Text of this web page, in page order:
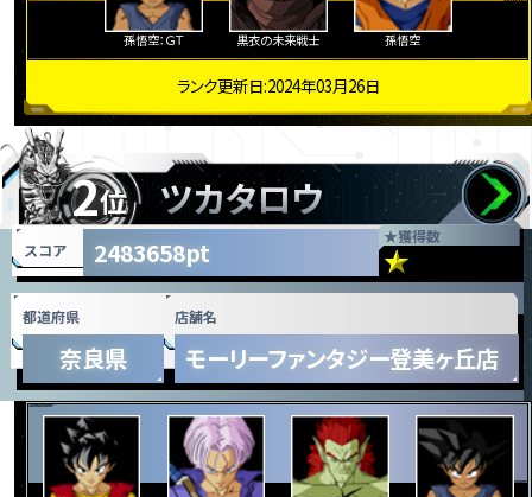
孫悟空：ＧＴ 黒衣の未来戦士 孫悟空
ランク更新日:2024年03月26日
2位 ツカタロウ
★獲得数
スコア 2483658pt
都道府県
奈良県
店舗名
モーリーファンタジー登美ヶ丘店